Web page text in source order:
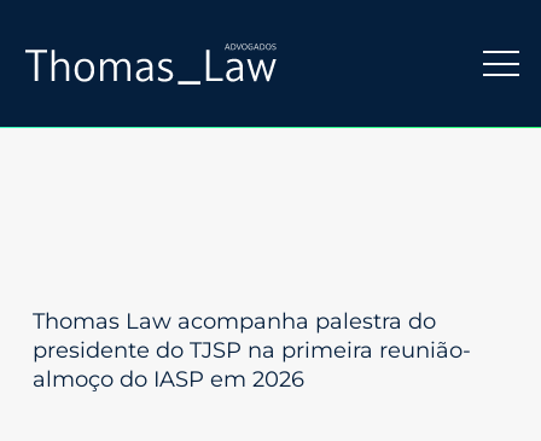
Thomas Law acompanha palestra do
presidente do TJSP na primeira reunião-
almoço do IASP em 2026